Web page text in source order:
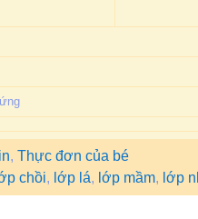
, Thực đơn của bé
chồi, lớp lá, lớp mầm, lớp